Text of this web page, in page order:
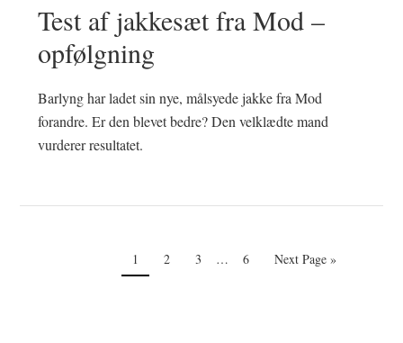
Test af jakkesæt fra Mod –
opfølgning
Barlyng har ladet sin nye, målsyede jakke fra Mod
forandre. Er den blevet bedre? Den velklædte mand
vurderer resultatet.
Side
1 Side
2 Side
3 … Side
6
Go
Next Page »